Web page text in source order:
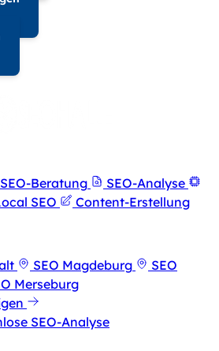
SEO-Beratung
SEO-Analyse
SEO
Content-Erstellung
SEO Magdeburg
SEO
Merseburg
SEO-Analyse